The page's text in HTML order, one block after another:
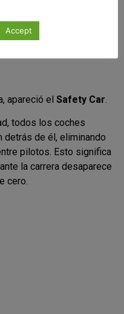
vuelve a
apareció el Safety Car
todos los coches
detrás de él, eliminando
pilotos. Esto significa
la carrera desaparece
cero.
Accept